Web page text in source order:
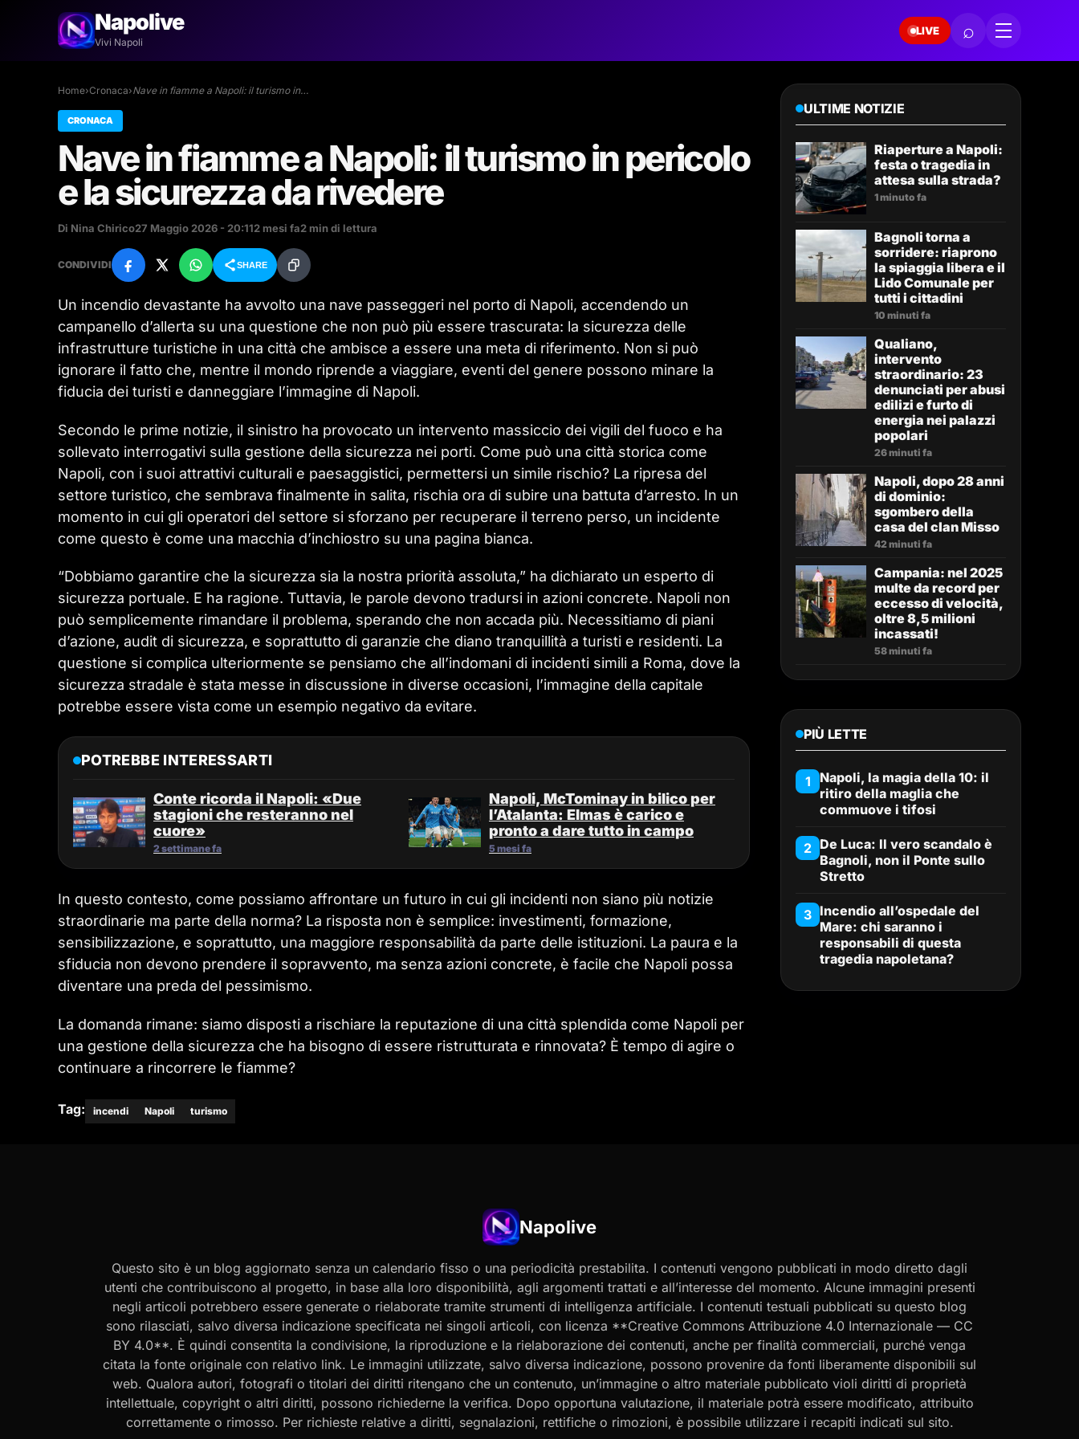
Napolive
Vivi Napoli
LIVE ⌕
Home›Cronaca›Nave in fiamme a Napoli: il turismo in…
CRONACA
Nave in fiamme a Napoli: il turismo in pericolo
e la sicurezza da rivedere
Di Nina Chirico27 Maggio 2026 - 20:112 mesi fa2 min di lettura
CONDIVIDI SHARE
Un incendio devastante ha avvolto una nave passeggeri nel porto di Napoli, accendendo un
campanello d’allerta su una questione che non può più essere trascurata: la sicurezza delle
infrastrutture turistiche in una città che ambisce a essere una meta di riferimento. Non si può
ignorare il fatto che, mentre il mondo riprende a viaggiare, eventi del genere possono minare la
fiducia dei turisti e danneggiare l’immagine di Napoli.
Secondo le prime notizie, il sinistro ha provocato un intervento massiccio dei vigili del fuoco e ha
sollevato interrogativi sulla gestione della sicurezza nei porti. Come può una città storica come
Napoli, con i suoi attrattivi culturali e paesaggistici, permettersi un simile rischio? La ripresa del
settore turistico, che sembrava finalmente in salita, rischia ora di subire una battuta d’arresto. In un
momento in cui gli operatori del settore si sforzano per recuperare il terreno perso, un incidente
come questo è come una macchia d’inchiostro su una pagina bianca.
“Dobbiamo garantire che la sicurezza sia la nostra priorità assoluta,” ha dichiarato un esperto di
sicurezza portuale. E ha ragione. Tuttavia, le parole devono tradursi in azioni concrete. Napoli non
può semplicemente rimandare il problema, sperando che non accada più. Necessitiamo di piani
d’azione, audit di sicurezza, e soprattutto di garanzie che diano tranquillità a turisti e residenti. La
questione si complica ulteriormente se pensiamo che all’indomani di incidenti simili a Roma, dove la
sicurezza stradale è stata messe in discussione in diverse occasioni, l’immagine della capitale
potrebbe essere vista come un esempio negativo da evitare.
POTREBBE INTERESSARTI
Conte ricorda il Napoli: «Due
stagioni che resteranno nel
cuore»
2 settimane fa
Napoli, McTominay in bilico per
l’Atalanta: Elmas è carico e
pronto a dare tutto in campo
5 mesi fa
In questo contesto, come possiamo affrontare un futuro in cui gli incidenti non siano più notizie
straordinarie ma parte della norma? La risposta non è semplice: investimenti, formazione,
sensibilizzazione, e soprattutto, una maggiore responsabilità da parte delle istituzioni. La paura e la
sfiducia non devono prendere il sopravvento, ma senza azioni concrete, è facile che Napoli possa
diventare una preda del pessimismo.
La domanda rimane: siamo disposti a rischiare la reputazione di una città splendida come Napoli per
una gestione della sicurezza che ha bisogno di essere ristrutturata e rinnovata? È tempo di agire o
continuare a rincorrere le fiamme?
Tag: incendi Napoli turismo
ULTIME NOTIZIE
Riaperture a Napoli:
festa o tragedia in
attesa sulla strada?
1 minuto fa
Bagnoli torna a
sorridere: riaprono
la spiaggia libera e il
Lido Comunale per
tutti i cittadini
10 minuti fa
Qualiano,
intervento
straordinario: 23
denunciati per abusi
edilizi e furto di
energia nei palazzi
popolari
26 minuti fa
Napoli, dopo 28 anni
di dominio:
sgombero della
casa del clan Misso
42 minuti fa
Campania: nel 2025
multe da record per
eccesso di velocità,
oltre 8,5 milioni
incassati!
58 minuti fa
PIÙ LETTE
1
Napoli, la magia della 10: il
ritiro della maglia che
commuove i tifosi
2 De Luca: Il vero scandalo è
Bagnoli, non il Ponte sullo
Stretto
3 Incendio all’ospedale del
Mare: chi saranno i
responsabili di questa
tragedia napoletana?
Napolive
Questo sito è un blog aggiornato senza un calendario fisso o una periodicità prestabilita. I contenuti vengono pubblicati in modo diretto dagli
utenti che contribuiscono al progetto, in base alla loro disponibilità, agli argomenti trattati e all’interesse del momento. Alcune immagini presenti
negli articoli potrebbero essere generate o rielaborate tramite strumenti di intelligenza artificiale. I contenuti testuali pubblicati su questo blog
sono rilasciati, salvo diversa indicazione specificata nei singoli articoli, con licenza **Creative Commons Attribuzione 4.0 Internazionale — CC
BY 4.0**. È quindi consentita la condivisione, la riproduzione e la rielaborazione dei contenuti, anche per finalità commerciali, purché venga
citata la fonte originale con relativo link. Le immagini utilizzate, salvo diversa indicazione, possono provenire da fonti liberamente disponibili sul
web. Qualora autori, fotografi o titolari dei diritti ritengano che un contenuto, un’immagine o altro materiale pubblicato violi diritti di proprietà
intellettuale, copyright o altri diritti, possono richiederne la verifica. Dopo opportuna valutazione, il materiale potrà essere modificato, attribuito
correttamente o rimosso. Per richieste relative a diritti, segnalazioni, rettifiche o rimozioni, è possibile utilizzare i recapiti indicati sul sito.